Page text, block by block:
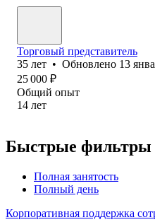
Торговый представитель
35 лет • Обновлено 13
25 000 ₽
Общий опыт
14 лет
Быстрые фильтры
Полная занятость
Полный день
Корпоративная поддержка